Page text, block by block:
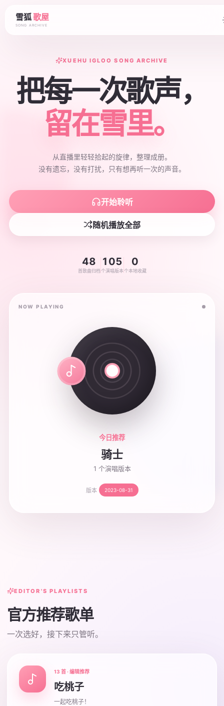
雪狐歌屋
SONG ARCHIVE
XUEHU IGLOO SONG ARCHIVE
把每一次歌声，
留在雪里。
从直播里轻轻拾起的旋律，整理成册。
没有遗忘，没有打扰，只有想再听一次的声音。
开始聆听
随机播放全部
48
首歌曲归档
105
个演唱版本
0
个本地收藏
NOW PLAYING
今日推荐
骑士
1 个演唱版本
版本 2023-08-31
EDITOR'S PLAYLISTS
官方推荐歌单
一次选好，接下来只管听。
13 首 · 编辑推荐
吃桃子
一起吃桃子！